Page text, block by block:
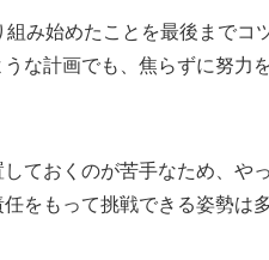
み始めたことを最後まで
な計画でも、焦らずに努
ておくのが苦手なため、
をもって挑戦できる姿勢は